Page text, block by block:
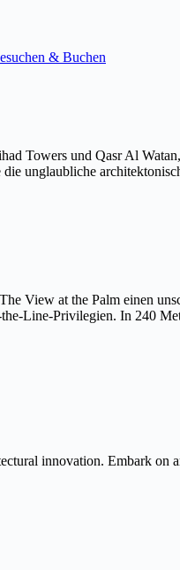
& Buchen
Towers und Qasr Al
die unglaubliche
View at the Palm einen
Line-Privilegien. In 240
innovation. Embark on